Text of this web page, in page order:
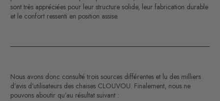
sont très appréciées pour leur structure solide, leur fabrication durable
et le confort ressenti en position assise.
Nous avons donc consulté trois sources différentes et lu des milliers
d’avis d’utilisateurs des chaises CLOUVOU. Finalement, nous ne
pouvons aboutir qu’au résultat suivant :